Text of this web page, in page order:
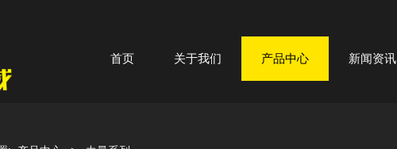
首页 关于我们 产品中心 新闻资讯